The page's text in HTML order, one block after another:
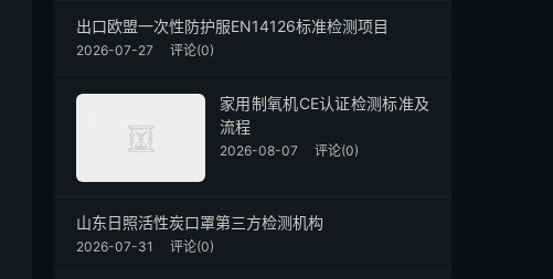
出口欧盟一次性防护服EN14126标准检测项目
2026-07-27 评论(0)
家用制氧机CE认证检测标准及
流程
2026-08-07 评论(0)
山东日照活性炭口罩第三方检测机构
2026-07-31 评论(0)